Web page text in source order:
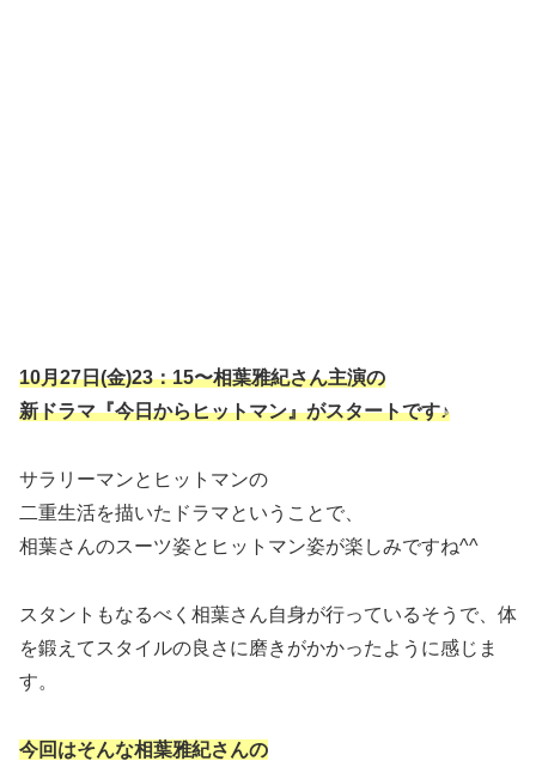
10月27日(金)23：15〜相葉雅紀さん主演の
新ドラマ『今日からヒットマン』がスタートです♪
サラリーマンとヒットマンの
二重生活を描いたドラマということで、
相葉さんのスーツ姿とヒットマン姿が楽しみですね^^
スタントもなるべく相葉さん自身が行っているそうで、体
を鍛えてスタイルの良さに磨きがかかったように感じま
す。
今回はそんな相葉雅紀さんの